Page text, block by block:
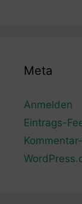
Meta
Anmelden
Eintrags-